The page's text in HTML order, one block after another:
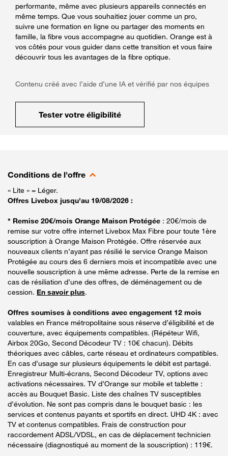
performante, même avec plusieurs appareils connectés en
même temps. Que vous souhaitiez jouer comme un pro,
suivre une formation en ligne ou partager des moments en
famille, la fibre vous accompagne au quotidien. Orange est à
vos côtés pour vous guider dans cette transition et vous faire
découvrir tous les avantages de la fibre optique.
Contenu créé avec l’aide d’une IA et vérifié par nos équipes
Tester votre éligibilité
Conditions de l'offre
« Lite » = Léger.
Offres Livebox jusqu'au 19/08/2026 :
* Remise 20€/mois Orange Maison Protégée : 20€/mois de
remise sur votre offre internet Livebox Max Fibre pour toute 1ère
souscription à Orange Maison Protégée. Offre réservée aux
nouveaux clients n’ayant pas résilié le service Orange Maison
Protégée au cours des 6 derniers mois et incompatible avec une
nouvelle souscription à une même adresse. Perte de la remise en
cas de résiliation d’une des offres, de déménagement ou de
cession. En savoir plus.
Offres soumises à conditions avec engagement 12 mois
valables en France métropolitaine sous réserve d’éligibilité et de
couverture, avec équipements compatibles. (Répéteur Wifi,
Airbox 20Go, Second Décodeur TV : 10€ chacun). Débits
théoriques avec câbles, carte réseau et ordinateurs compatibles.
En cas d’usage sur plusieurs équipements le débit est partagé.
Enregistreur Multi-écrans, Second Décodeur TV, options avec
activations nécessaires. TV d’Orange sur mobile et tablette :
accès au Bouquet Basic. Liste des chaînes TV susceptibles
d’évolution. Ne sont pas compris dans le bouquet basic : les
services et contenus payants et sportifs en direct. UHD 4K : avec
TV et contenus compatibles. Frais de construction pour
raccordement ADSL/VDSL, en cas de déplacement technicien
nécessaire (diagnostiqué au moment de la souscription) : 119€.